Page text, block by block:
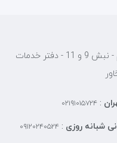
بلوار امام جعفرصادق علیه السلام - نبش 9 و 11 - دفتر خدمات
:۰۲۱۹۱۰۱۵۷۲۴
شبانه روزی :۰۹۱۲۰۲۴۰۵۲۴